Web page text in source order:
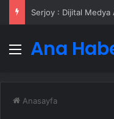
Menü
Ana
Anasayfa